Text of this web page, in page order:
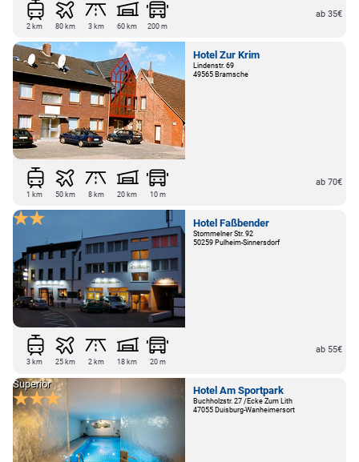
2 km 80 km 3 km 60 km 200 m
ab 35€
Hotel Zur Krim
Lindenstr. 69
49565 Bramsche
1 km 50 km 8 km 20 km 10 m
ab 70€
Hotel Faßbender
Stommelner Str. 92
50259 Pulheim-Sinnersdorf
3 km 25 km 2 km 18 km 20 m
ab 55€
Hotel Am Sportpark
Buchholzstr. 27 /Ecke Zum Lith
47055 Duisburg-Wanheimersort
Superior